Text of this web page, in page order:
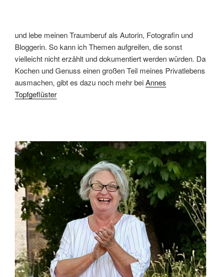
und lebe meinen Traumberuf als Autorin, Fotografin und
Bloggerin. So kann ich Themen aufgreifen, die sonst
vielleicht nicht erzählt und dokumentiert werden würden. Da
Kochen und Genuss einen großen Teil meines Privatlebens
ausmachen, gibt es dazu noch mehr beiAnnes
Topfgeflüster